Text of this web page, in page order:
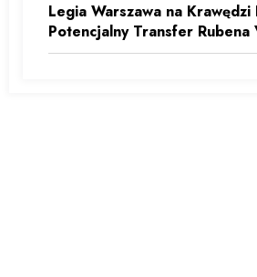
Legia Warszawa na Krawędzi
Potencjalny Transfer Rubena
Może Zmienić Polską